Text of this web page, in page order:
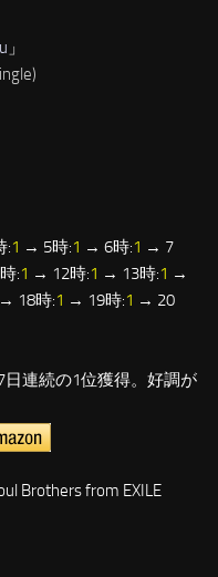
」
:1 → 5時:1 → 6時:1 → 7
:1 → 12時:1 → 13時:1 →
→ 18時:1 → 19時:1 → 20
日連続の1位獲得。好調が
Brothers from EXILE